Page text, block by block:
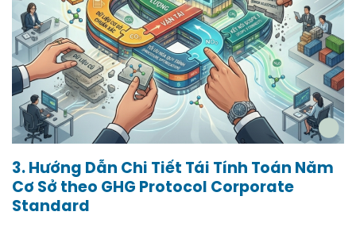
3. Hướng Dẫn Chi Tiết Tái Tính Toán Năm
Cơ Sở theo GHG Protocol Corporate
Standard